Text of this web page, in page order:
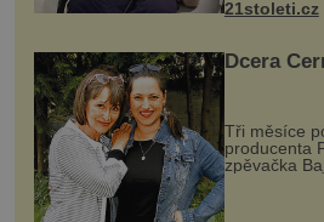
21stoleti.cz
Dcera
Tři měsíce
producenta
zpěvačka
dcera Petry
ozvala veřejnosti. Na
sdílela, že